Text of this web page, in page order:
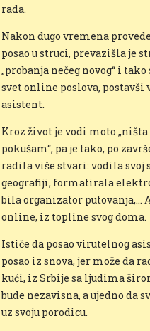
rada.
Nakon dugo vremena
posao u struci, prevazišla je
„probanja nečeg novog“ i
svet online poslova,
asistent.
Kroz život je vodi moto
pokušam“, pa je tako, po
radila više stvari: vodila svoj
geografiji, formatirala
bila organizator putovanja,…
online, iz topline svog doma.
Ističe da posao virutelnog
posao iz snova, jer može da
kući, iz Srbije sa ljudima
bude nezavisna, a ujedno da
uz svoju porodicu.